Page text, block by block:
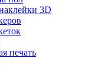
3D
печать